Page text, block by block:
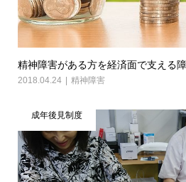
精神障害がある方を経済面で支える
2018.04.24 精神障害
成年後見制度